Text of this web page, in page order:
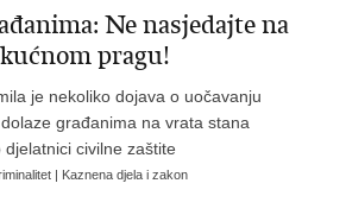
Ne nasjedajte na
pragu!
je nekoliko dojava o uočavanju
građanima na vrata stana
civilne zaštite
| Kaznena djela i zakon